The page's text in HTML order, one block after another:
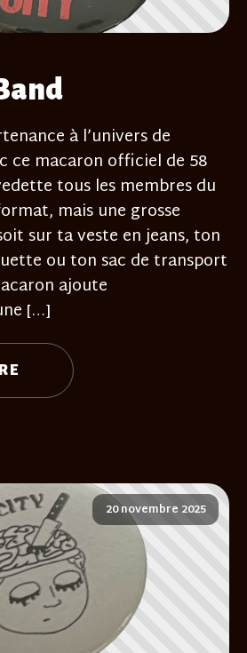
à l’univers de
ce macaron officiel de 58
tous les membres du
mais une grosse
sur ta veste en jeans, ton
ou ton sac de transport
ajoute
[…]
20 novembre 2025